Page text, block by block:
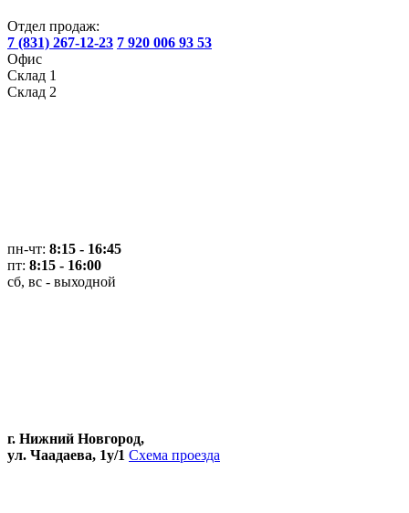
Отдел продаж:
7 (831) 267-12-23 7 920 006 93 53
Офис
Склад 1
Склад 2
пн-чт: 8:15 - 16:45
пт: 8:15 - 16:00
сб, вс - выходной
г. Нижний Новгород,
ул. Чаадаева, 1у/1 Схема проезда